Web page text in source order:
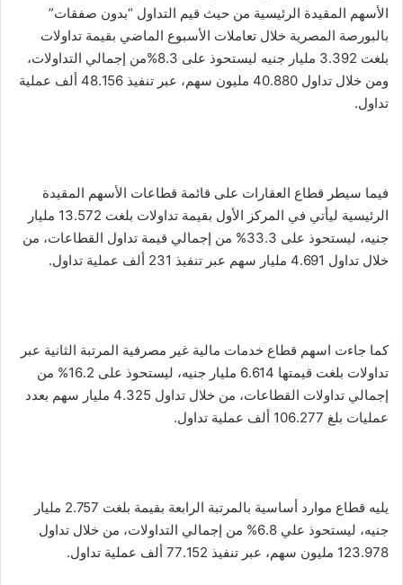
الأسهم المقيدة الرئيسية من حيث قيم التداول “بدون صفقات”
بالبورصة المصرية خلال تعاملات الأسبوع الماضي بقيمة تداولات
بلغت 3.392 مليار جنيه ليستحوذ على 8.3%من إجمالي التداولات،
ومن خلال تداول 40.880 مليون سهم، عبر تنفيذ 48.156 ألف عملية
تداول.
فيما سيطر قطاع العقارات على قائمة قطاعات الأسهم المقيدة
الرئيسية ليأتي في المركز الأول بقيمة تداولات بلغت 13.572 مليار
جنيه، ليستحوذ على 33.3% من إجمالي قيمة تداول القطاعات، من
خلال تداول 4.691 مليار سهم عبر تنفيذ 231 ألف عملية تداول.
كما جاءت اسهم قطاع خدمات مالية غير مصرفية المرتبة الثانية عبر
تداولات بلغت قيمتها 6.614 مليار جنيه، ليستحوذ على 16.2% من
إجمالي تداولات القطاعات، من خلال تداول 4.325 مليار سهم بعدد
عمليات بلغ 106.277 ألف عملية تداول.
يليه قطاع موارد أساسية بالمرتبة الرابعة بقيمة بلغت 2.757 مليار
جنيه، ليستحوذ علي 6.8% من إجمالي التداولات، من خلال تداول
123.978 مليون سهم، عبر تنفيذ 77.152 ألف عملية تداول.